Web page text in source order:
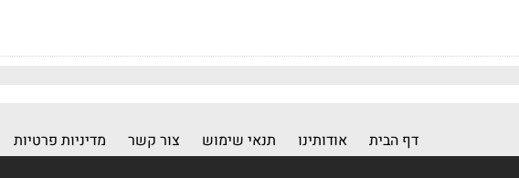
דף הבית אודותינו תנאי שימוש צור קשר מדיניות פרטיות